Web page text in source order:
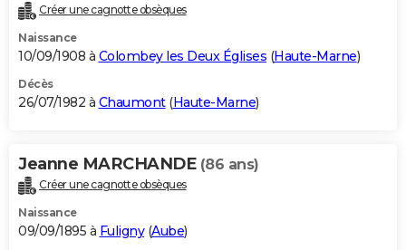
Créer une cagnotte obsèques
Naissance
10/09/1908 à Colombey les Deux Églises (Haute-Marne)
Décès
26/07/1982 à Chaumont(Haute-Marne)
Jeanne MARCHANDE (86 ans)
Créer une cagnotte obsèques
Naissance
09/09/1895 à Fuligny(Aube)